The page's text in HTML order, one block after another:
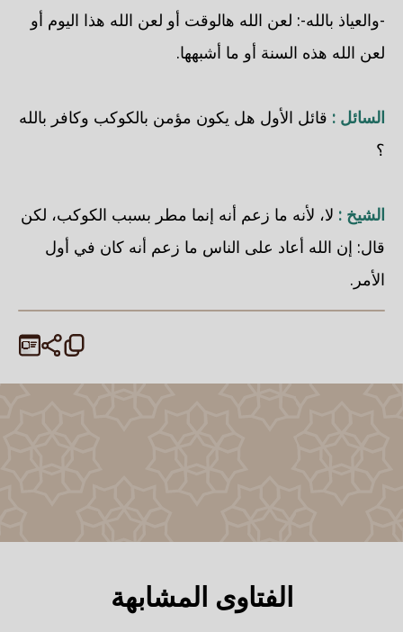
-والعياذ بالله-: لعن الله هالوقت أو لعن الله هذا اليوم أو
لعن الله هذه السنة أو ما أشبهها.
السائل : قائل الأول هل يكون مؤمن بالكوكب وكافر بالله
؟
الشيخ : لا، لأنه ما زعم أنه إنما مطر بسبب الكوكب، لكن
قال: إن الله أعاد على الناس ما زعم أنه كان في أول
الأمر.
الفتاوى المشابهة